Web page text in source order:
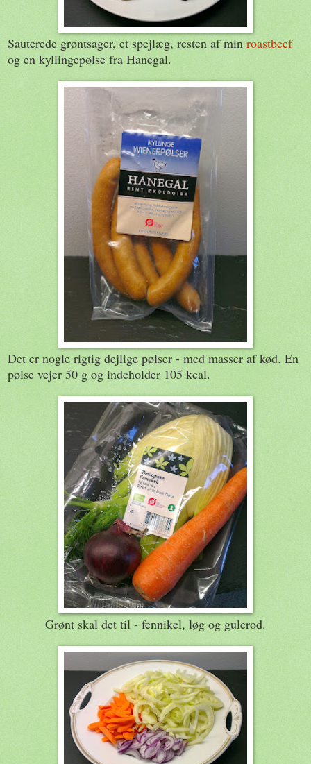
Sauterede grøntsager, et spejlæg, resten af min roastbeef
og en kyllingepølse fra Hanegal.
Det er nogle rigtig dejlige pølser - med masser af kød. En
pølse vejer 50 g og indeholder 105 kcal.
Grønt skal det til - fennikel, løg og gulerod.